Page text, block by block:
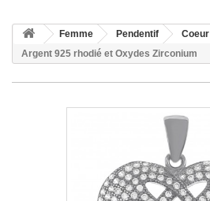
Femme Pendentif Coeur
Argent 925 rhodié et Oxydes Zirconium